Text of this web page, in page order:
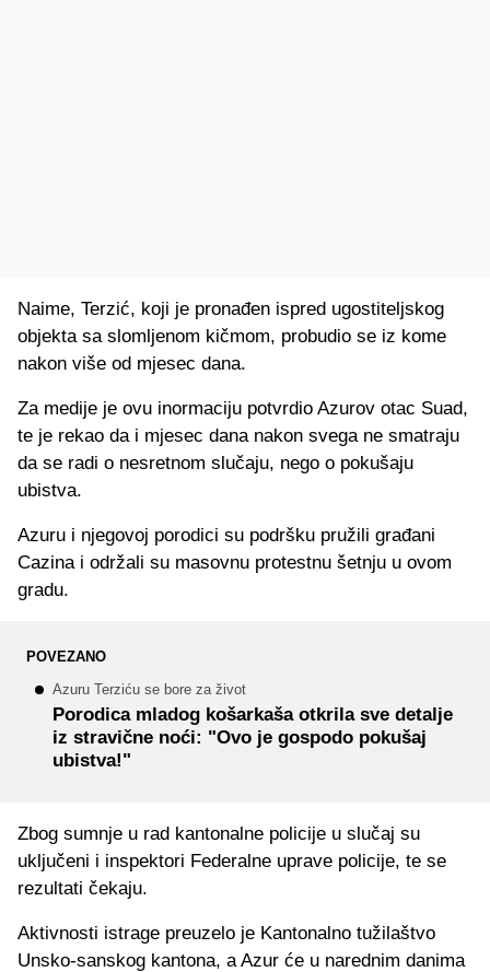
Naime, Terzić, koji je pronađen ispred ugostiteljskog
objekta sa slomljenom kičmom, probudio se iz kome
nakon više od mjesec dana.
Za medije je ovu inormaciju potvrdio Azurov otac Suad,
te je rekao da i mjesec dana nakon svega ne smatraju
da se radi o nesretnom slučaju, nego o pokušaju
ubistva.
Azuru i njegovoj porodici su podršku pružili građani
Cazina i održali su masovnu protestnu šetnju u ovom
gradu.
POVEZANO
Azuru Terziću se bore za život
Porodica mladog košarkaša otkrila sve detalje
iz stravične noći: "Ovo je gospodo pokušaj
ubistva!"
Zbog sumnje u rad kantonalne policije u slučaj su
uključeni i inspektori Federalne uprave policije, te se
rezultati čekaju.
Aktivnosti istrage preuzelo je Kantonalno tužilaštvo
Unsko-sanskog kantona, a Azur će u narednim danima